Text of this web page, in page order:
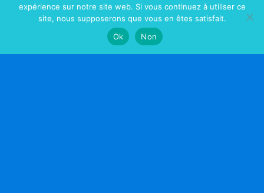
expérience sur notre site web. Si vous continuez à utiliser ce
site, nous supposerons que vous en êtes satisfait.
Ok
Non